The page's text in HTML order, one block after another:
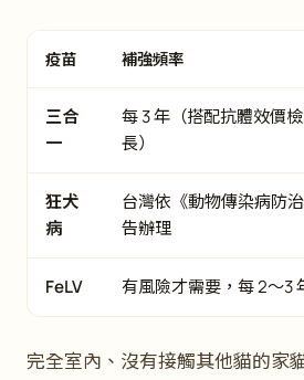
疫苗 補強頻率
三合
一
每 3 年（搭配抗體效價
長）
狂犬
病
台灣依《動物傳染病防
告辦理
FeLV 有風險才需要，每 2～3
完全室內、沒有接觸其他貓的家